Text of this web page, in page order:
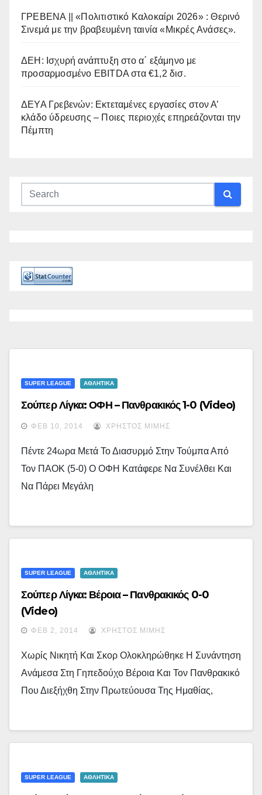
ΓΡΕΒΕΝΑ || «Πολιτιστικό Καλοκαίρι 2026» : Θερινό
Σινεμά με την βραβευμένη ταινία «Μικρές Ανάσες».
ΔΕΗ: Ισχυρή ανάπτυξη στο α΄ εξάμηνο με
προσαρμοσμένο EBITDA στα €1,2 δισ.
ΔΕΥΑ Γρεβενών: Εκτεταμένες εργασίες στον Α’
κλάδο ύδρευσης – Ποιες περιοχές επηρεάζονται την
Πέμπτη
SUPER LEAGUE ΑΘΛΗΤΙΚΑ
Σούπερ Λίγκα: ΟΦΗ – Πανθρακικός 1-0 (video)
ΦΕΒ 10, 2014 ΧΡΉΣΤΟΣ ΜΊΜΗΣ
Πέντε 24ωρα Μετά Το Διασυρμό Στην Τούμπα Από
Τον ΠΑΟΚ (5-0) Ο ΟΦΗ Κατάφερε Να Συνέλθει Και
Να Πάρει Μεγάλη
SUPER LEAGUE ΑΘΛΗΤΙΚΑ
Σούπερ Λίγκα: Βέροια – Πανθρακικός 0-0
(video)
ΦΕΒ 2, 2014 ΧΡΉΣΤΟΣ ΜΊΜΗΣ
Χωρίς Νικητή Και Σκορ Ολοκληρώθηκε Η Συνάντηση
Ανάμεσα Στη Γηπεδούχο Βέροια Και Τον Πανθρακικό
Που Διεξήχθη Στην Πρωτεύουσα Της Ημαθίας,
SUPER LEAGUE ΑΘΛΗΤΙΚΑ